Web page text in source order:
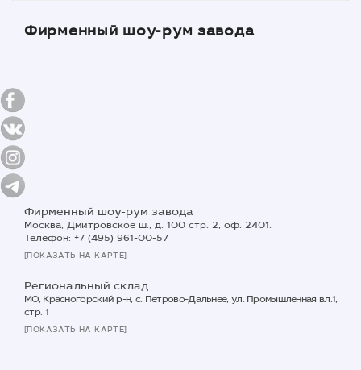
Фирменный шоу-рум завода
Фирменный шоу-рум завода
Москва, Дмитровское ш., д. 100 стр. 2, оф. 2401.
Телефон: +7 (495) 961-00-57
[ПОКАЗАТЬ НА КАРТЕ]
Региональный склад
МО, Красногорский р-н, с. Петрово-Дальнее, ул. Промышленная вл.1,
стр. 1
[ПОКАЗАТЬ НА КАРТЕ]